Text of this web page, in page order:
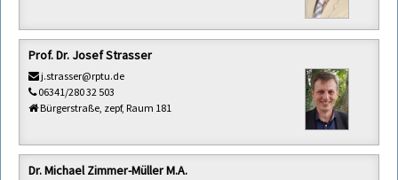
Prof. Dr. Josef Strasser
j.strasser@rptu.de
06341/280 32 503
Bürgerstraße, zepf, Raum 181
Dr. Michael Zimmer-Müller M.A.